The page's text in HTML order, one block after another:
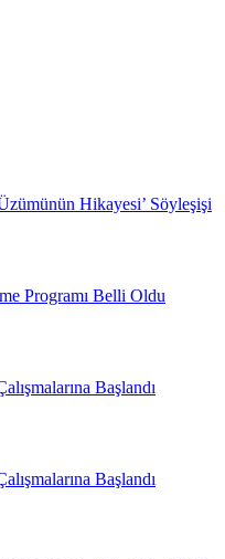
Hikayesi’ Söyleşişi
Programı Belli Oldu
Başlandı
Başlandı